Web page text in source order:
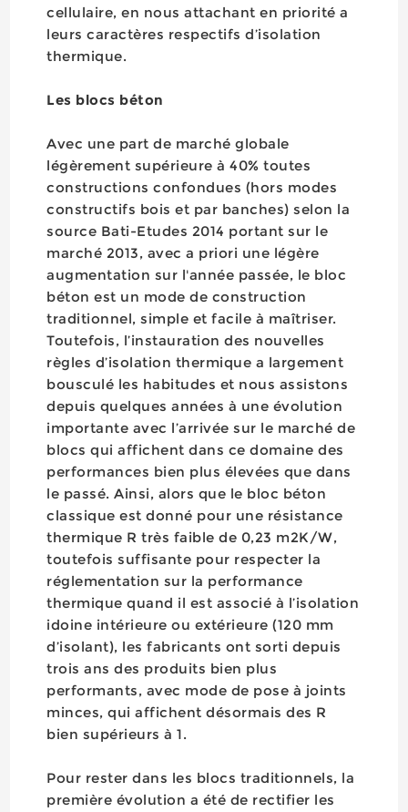
cellulaire, en nous attachant en priorité a
leurs caractères respectifs d’isolation
thermique.
Les blocs béton
Avec une part de marché globale
légèrement supérieure à 40% toutes
constructions confondues (hors modes
constructifs bois et par banches) selon la
source Bati-Etudes 2014 portant sur le
marché 2013, avec a priori une légère
augmentation sur l'année passée, le bloc
béton est un mode de construction
traditionnel, simple et facile à maîtriser.
Toutefois, l’instauration des nouvelles
règles d’isolation thermique a largement
bousculé les habitudes et nous assistons
depuis quelques années à une évolution
importante avec l’arrivée sur le marché de
blocs qui affichent dans ce domaine des
performances bien plus élevées que dans
le passé. Ainsi, alors que le bloc béton
classique est donné pour une résistance
thermique R très faible de 0,23 m2K/W,
toutefois suffisante pour respecter la
réglementation sur la performance
thermique quand il est associé à l’isolation
idoine intérieure ou extérieure (120 mm
d’isolant), les fabricants ont sorti depuis
trois ans des produits bien plus
performants, avec mode de pose à joints
minces, qui affichent désormais des R
bien supérieurs à 1.
Pour rester dans les blocs traditionnels, la
première évolution a été de rectifier les